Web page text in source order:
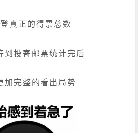
真正的得票总数
到投寄邮票统计完后
加完整的看出局势